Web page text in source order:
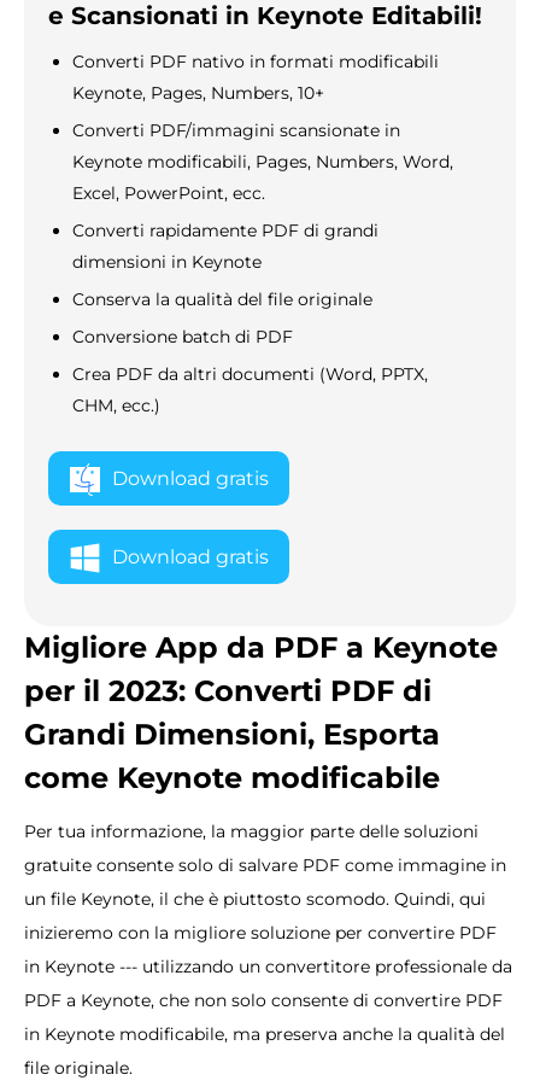
e Scansionati in Keynote Editabili!
Converti PDF nativo in formati modificabili
Keynote, Pages, Numbers, 10+
Converti PDF/immagini scansionate in
Keynote modificabili, Pages, Numbers, Word,
Excel, PowerPoint, ecc.
Converti rapidamente PDF di grandi
dimensioni in Keynote
Conserva la qualità del file originale
Conversione batch di PDF
Crea PDF da altri documenti (Word, PPTX,
CHM, ecc.)
Download gratis
Download gratis
Migliore App da PDF a Keynote
per il 2023: Converti PDF di
Grandi Dimensioni, Esporta
come Keynote modificabile
Per tua informazione, la maggior parte delle soluzioni
gratuite consente solo di salvare PDF come immagine in
un file Keynote, il che è piuttosto scomodo. Quindi, qui
inizieremo con la migliore soluzione per convertire PDF
in Keynote --- utilizzando un convertitore professionale da
PDF a Keynote, che non solo consente di convertire PDF
in Keynote modificabile, ma preserva anche la qualità del
file originale.